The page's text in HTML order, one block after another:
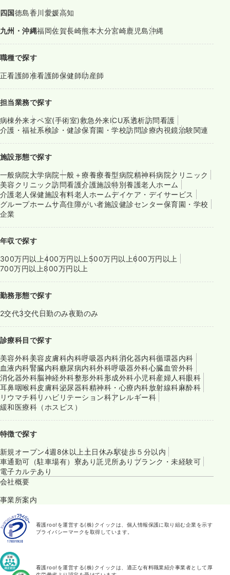
四国徳島香川愛媛高知
九州・沖縄福岡佐賀長崎熊本大分宮崎鹿児島沖縄
職種で探す
正看護師准看護師保健師助産師
担当業務で探す
病棟外来オペ室(手術室)救急外来ICU系透析訪問看護
介護・福祉系検診・健診保育園・学校訪問診療内視鏡治験関連
施設形態で探す
一般病院大学病院一般＋療養療養型病院精神科病院クリニック
美容クリニック訪問看護介護施設特別養護老人ホーム
介護老人保健施設有料老人ホームデイケア・デイサービス
グループホームサ高住障がい者施設健診センター保育園・学校
企業
年収で探す
300万円以上400万円以上 500万円以上600万円以上
700万円以上800万円以上
勤務形態で探す
2交代3交代日勤のみ夜勤のみ
診療科目で探す
美容外科美容皮膚科内科呼吸器内科消化器内科循環器内科
血液内科腎臓内科糖尿病内科外科呼吸器外科心臓血管外科
消化器外科脳神経外科整形外科形成外科小児科産婦人科眼科
耳鼻咽喉科皮膚科泌尿器科精神科・心療内科放射線科麻酔科
リウマチ科リハビリテーション科アレルギー科
緩和医療科（ホスピス）
特徴で探す
新規オープン4週8休以上 土日休み駅徒歩５分以内
車通勤可（駐車場有） 寮あり託児所あり ブランク・未経験可
電子カルテあり
会社概要
事業所案内
看護roo!を運営する(株)クイックは、個人情報保護に取り組む企業を示す
プライバシーマークを取得しています。
看護roo!を運営する(株)クイックは、適正な有料職業紹介事業者として厚